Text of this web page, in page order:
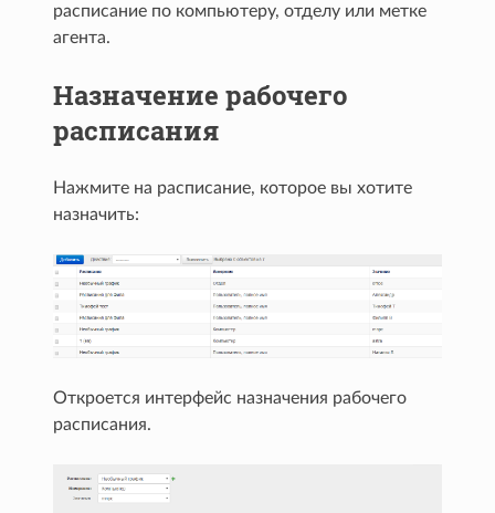
расписание по компьютеру, отделу или метке
агента.
Назначение рабочего
расписания
Нажмите на расписание, которое вы хотите
назначить:
Откроется интерфейс назначения рабочего
расписания.